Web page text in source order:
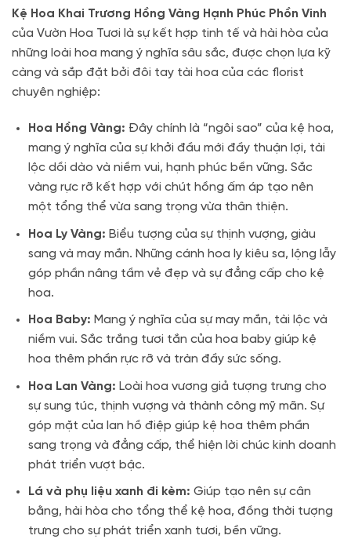
Kệ Hoa Khai Trương Hồng Vàng Hạnh Phúc Phồn Vinh
của Vườn Hoa Tươi là sự kết hợp tinh tế và hài hòa của
những loài hoa mang ý nghĩa sâu sắc, được chọn lựa kỹ
càng và sắp đặt bởi đôi tay tài hoa của các florist
chuyên nghiệp:
Hoa Hồng Vàng: Đây chính là “ngôi sao” của kệ hoa,
mang ý nghĩa của sự khởi đầu mới đầy thuận lợi, tài
lộc dồi dào và niềm vui, hạnh phúc bền vững. Sắc
vàng rực rỡ kết hợp với chút hồng ấm áp tạo nên
một tổng thể vừa sang trọng vừa thân thiện.
Hoa Ly Vàng: Biểu tượng của sự thịnh vượng, giàu
sang và may mắn. Những cánh hoa ly kiêu sa, lộng lẫy
góp phần nâng tầm vẻ đẹp và sự đẳng cấp cho kệ
hoa.
Hoa Baby: Mang ý nghĩa của sự may mắn, tài lộc và
niềm vui. Sắc trắng tươi tắn của hoa baby giúp kệ
hoa thêm phần rực rỡ và tràn đầy sức sống.
Hoa Lan Vàng: Loài hoa vương giả tượng trưng cho
sự sung túc, thịnh vượng và thành công mỹ mãn. Sự
góp mặt của lan hồ điệp giúp kệ hoa thêm phần
sang trọng và đẳng cấp, thể hiện lời chúc kinh doanh
phát triển vượt bậc.
Lá và phụ liệu xanh đi kèm: Giúp tạo nên sự cân
bằng, hài hòa cho tổng thể kệ hoa, đồng thời tượng
trưng cho sự phát triển xanh tươi, bền vững.